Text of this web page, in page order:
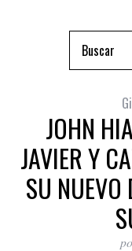
JOHN
JAVIER Y
SU NUEVO